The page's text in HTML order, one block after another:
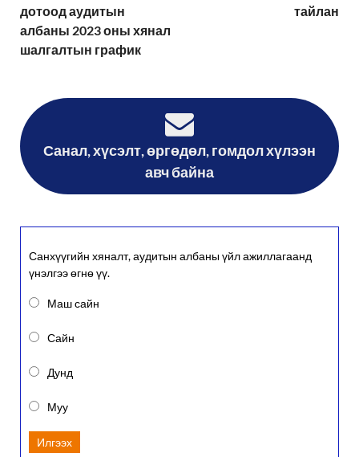
дотоод аудитын
албаны 2023 оны хянал
шалгалтын график
тайлан
Санал, хүсэлт, өргөдөл, гомдол хүлээн
авч байна
Санхүүгийн хяналт, аудитын албаны үйл ажиллагаанд
үнэлгээ өгнө үү.
Маш сайн
Сайн
Дунд
Муу
Илгээх